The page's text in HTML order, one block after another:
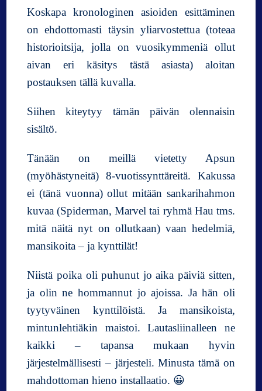
i
n
y
ä
a
Koskapa kronologinen asioiden esittäminen
on ehdottomasti täysin yliarvostettua (toteaa
historioitsija, jolla on vuosikymmeniä ollut
aivan eri käsitys tästä asiasta) aloitan
postauksen tällä kuvalla.
Siihen kiteytyy tämän päivän olennaisin
sisältö.
Tänään on meillä vietetty Apsun
(myöhästyneitä) 8-vuotissynttäreitä. Kakussa
ei (tänä vuonna) ollut mitään sankarihahmon
kuvaa (Spiderman, Marvel tai ryhmä Hau tms.
mitä näitä nyt on ollutkaan) vaan hedelmiä,
mansikoita – ja kynttilät!
Niistä poika oli puhunut jo aika päiviä sitten,
ja olin ne hommannut jo ajoissa. Ja hän oli
tyytyväinen kynttilöistä. Ja mansikoista,
mintunlehtiäkin maistoi. Lautasliinalleen ne
kaikki – tapansa mukaan hyvin
järjestelmällisesti – järjesteli. Minusta tämä on
mahdottoman hieno installaatio. 😀